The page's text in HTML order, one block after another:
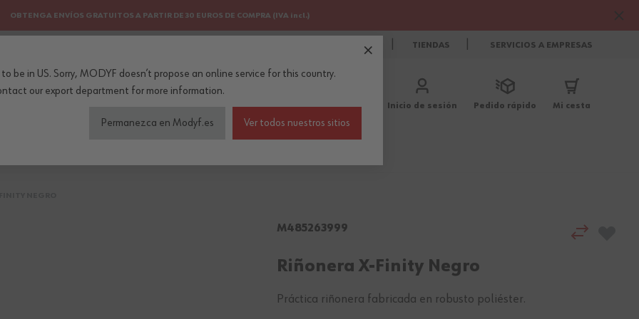
OBTENGA ENVÍOS GRATUITOS A PARTIR DE 30 EUROS DE COMPRA (IVA incl.)
CONTACTO TIENDAS SERVICIOS A EMPRESAS
Inicio de sesión Pedido rápido Mi cesta
ProfesionesAccesoriosBlog
M485263999
Riñonera X-Finity Negro
Práctica riñonera fabricada en robusto poliéster.
to be in US. Sorry, MODYF doesn’t propose an online service for this country.
our export department for more information.
Permanezca en Modyf.es Ver todos nuestros sitios